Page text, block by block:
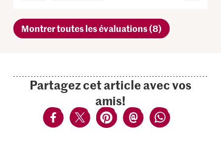
Montrer toutes les évaluations (8)
Partagez cet article avec vos
amis!